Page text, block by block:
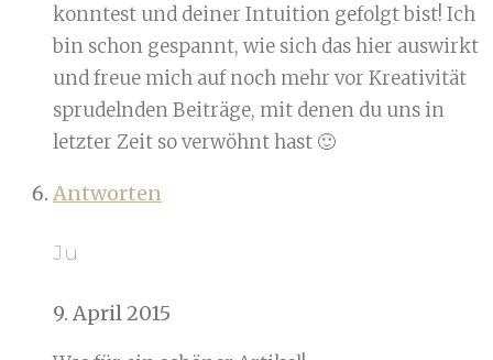
konntest und deiner Intuition gefolgt bist! Ich
bin schon gespannt, wie sich das hier auswirkt
und freue mich auf noch mehr vor Kreativität
sprudelnden Beiträge, mit denen du uns in
letzter Zeit so verwöhnt hast 🙂
Antworten
Ju
9. April 2015